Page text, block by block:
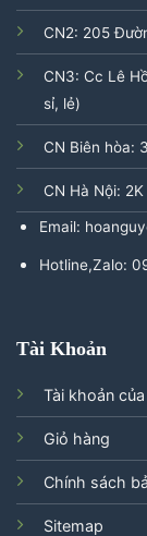
CN2: 205
CN3: Cc Lê
sỉ, lẻ)
CN Biên hòa:
CN Hà Nội:
Email:
Hotline,Zalo:
Tài Khoản
Tài khoản
Giỏ hàng
Chính sách
Sitemap